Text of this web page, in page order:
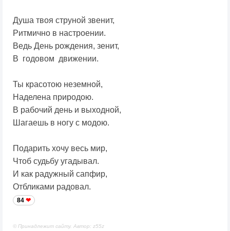
Душа твоя струной звенит,
Ритмично в настроении.
Ведь День рождения, зенит,
В годовом движении.
Ты красотою неземной,
Наделена природою.
В рабочий день и выходной,
Шагаешь в ногу с модою.
Подарить хочу весь мир,
Чтоб судьбу угадывал.
И как радужный сапфир,
Отбликами радовал.
84
© Принадлежит сайту. Автор: z55z